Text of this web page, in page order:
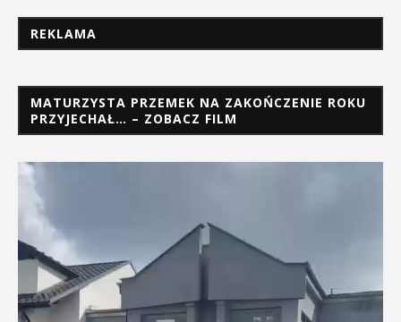
REKLAMA
MATURZYSTA PRZEMEK NA ZAKOŃCZENIE ROKU
PRZYJECHAŁ… – ZOBACZ FILM
Odtwarzacz